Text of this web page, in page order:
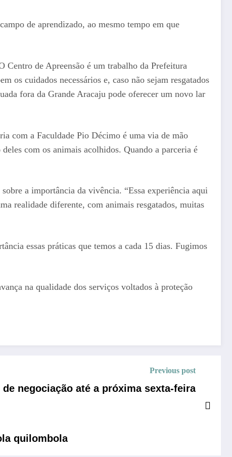
de aprendizado, ao mesmo tempo em que
Centro de Apreensão é um trabalho da Prefeitura
os cuidados necessários e, caso não sejam resgatados
fora da Grande Aracaju pode oferecer um novo lar
com a Faculdade Pio Décimo é uma via de mão
com os animais acolhidos. Quando a parceria é
a importância da vivência. “Essa experiência aqui
realidade diferente, com animais resgatados, muitas
essas práticas que temos a cada 15 dias. Fugimos
na qualidade dos serviços voltados à proteção
Previous post
negociação até a próxima sexta-feira
quilombola